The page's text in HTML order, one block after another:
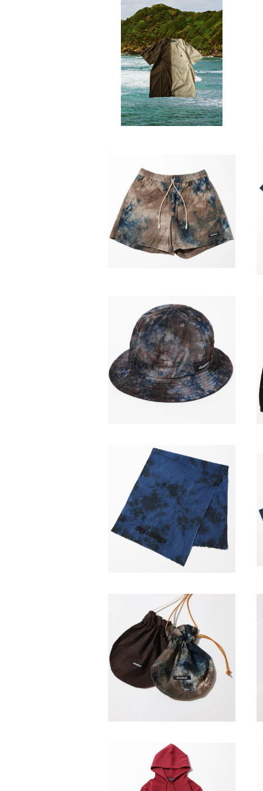
devadurga / DIO CUT SEW
（XLサイズ）
¥11,000
devadurga / SANGO SHOR
T LENGTH PANTS
¥20,900
SOLD OUT
devadurga / SANGO BALL
HAT
¥7,700
SOLD OUT
devadurga / DOROZOME T
ENUGUI（D .NAVY）
¥2,750
devadurga / DOROZOME K
INCHAKU
¥4,950
SOLD OUT
SOLD OUT